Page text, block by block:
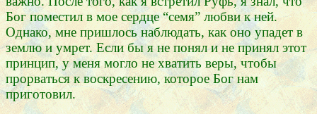
Бог поместил в мое сердце “семя” любви к ней.
Однако, мне пришлось наблюдать, как оно упадет в
землю и умрет. Если бы я не понял и не принял этот
принцип, у меня могло не хватить веры, чтобы
прорваться к воскресению, которое Бог нам
приготовил.